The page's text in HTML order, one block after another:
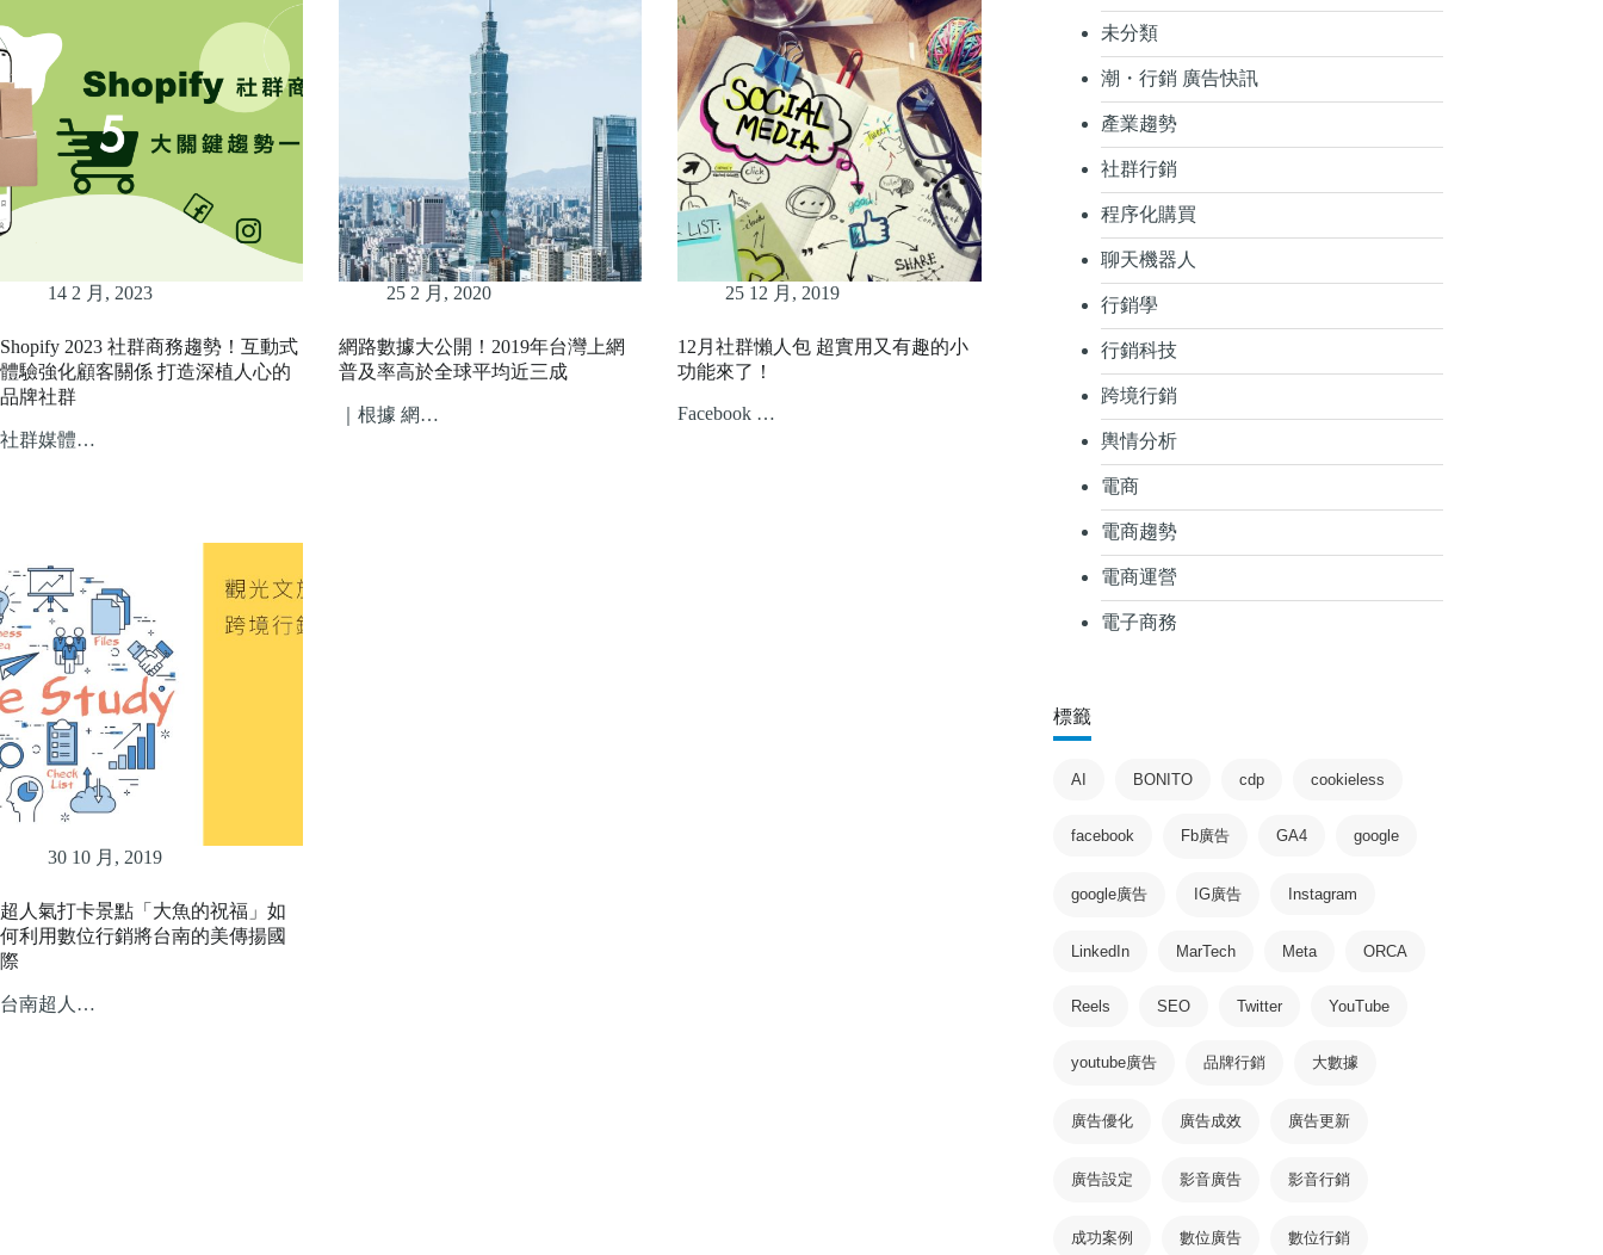
14 2 月, 2023
Shopify 2023 社群商務趨勢！互動式
體驗強化顧客關係 打造深植人心的
品牌社群
社群媒體…
25 2 月, 2020
網路數據大公開！2019年台灣上網
普及率高於全球平均近三成
｜根據 網…
25 12 月, 2019
12月社群懶人包 超實用又有趣的小
功能來了！
Facebook …
30 10 月, 2019
超人氣打卡景點「大魚的祝福」如
何利用數位行銷將台南的美傳揚國
際
台南超人…
未分類
潮・行銷 廣告快訊
產業趨勢
社群行銷
程序化購買
聊天機器人
行銷學
行銷科技
跨境行銷
輿情分析
電商
電商趨勢
電商運營
電子商務
標籤
AI BONITO cdp cookieless
facebook Fb廣告 GA4 google
google廣告 IG廣告 Instagram
LinkedIn MarTech Meta ORCA
Reels SEO Twitter YouTube
youtube廣告 品牌行銷 大數據
廣告優化 廣告成效 廣告更新
廣告設定 影音廣告 影音行銷
成功案例 數位廣告 數位行銷